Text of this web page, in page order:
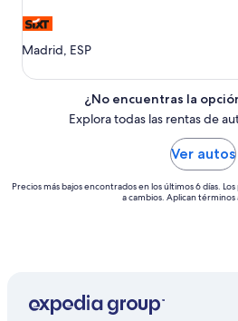
ago.
Madrid, ESP
¿No encuentras la
Explora todas las rentas de
Ver autos
Precios más bajos encontrados en los últimos 6 días.
a cambios. Aplican términos